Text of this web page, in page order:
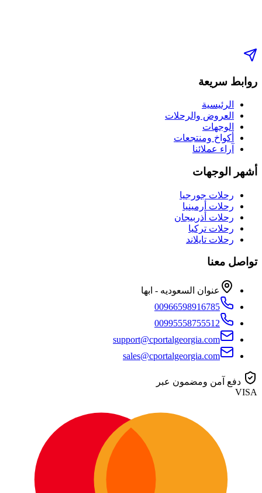
روابط سريعة
الرئيسية
العروض والرحلات
الوجهات
أكواخ ومنتجعات
آراء عملائنا
أشهر الوجهات
رحلات جورجيا
رحلات أرمينيا
رحلات أذربيجان
رحلات تركيا
رحلات تايلاند
تواصل معنا
عنوان السعوديه - ابها
00966598916785
00995558755512
support@cportalgeorgia.com
sales@cportalgeorgia.com
دفع آمن ومضمون عبر
VISA